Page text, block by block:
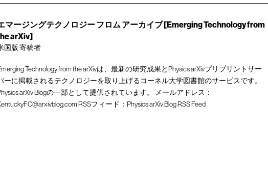
マージングテクノロジー フロム アーカイブ [Emerging Technology from
arXiv]
国版 寄稿者
Technology from the arXivは、最新の研究成果とPhysics arXivプリプリントサー
ーに掲載されるテクノロジーを取り上げるコーネル大学図書館のサービスです。
arXiv Blogの一部として提供されています。 メールアドレス：
RSSフィード： Physics arXiv Blog RSS Feed